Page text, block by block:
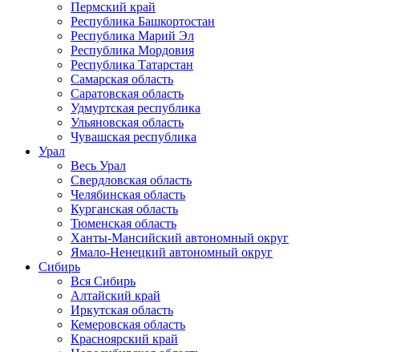
Пермский край
Республика Башкортостан
Республика Марий Эл
Республика Мордовия
Республика Татарстан
Самарская область
Саратовская область
Удмуртская республика
Ульяновская область
Чувашская республика
Урал
Весь Урал
Свердловская область
Челябинская область
Курганская область
Тюменская область
Ханты-Мансийский автономный округ
Ямало-Ненецкий автономный округ
Сибирь
Вся Сибирь
Алтайский край
Иркутская область
Кемеровская область
Красноярский край